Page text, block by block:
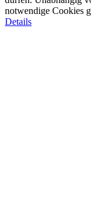
notwendige Cookies
Details